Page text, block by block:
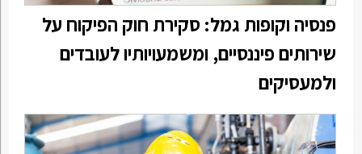
פנסיה וקופות גמל: סקירת חוק הפיקוח על
שירותים פיננסיים, ומשמעויותיו לעובדים
ולמעסיקים